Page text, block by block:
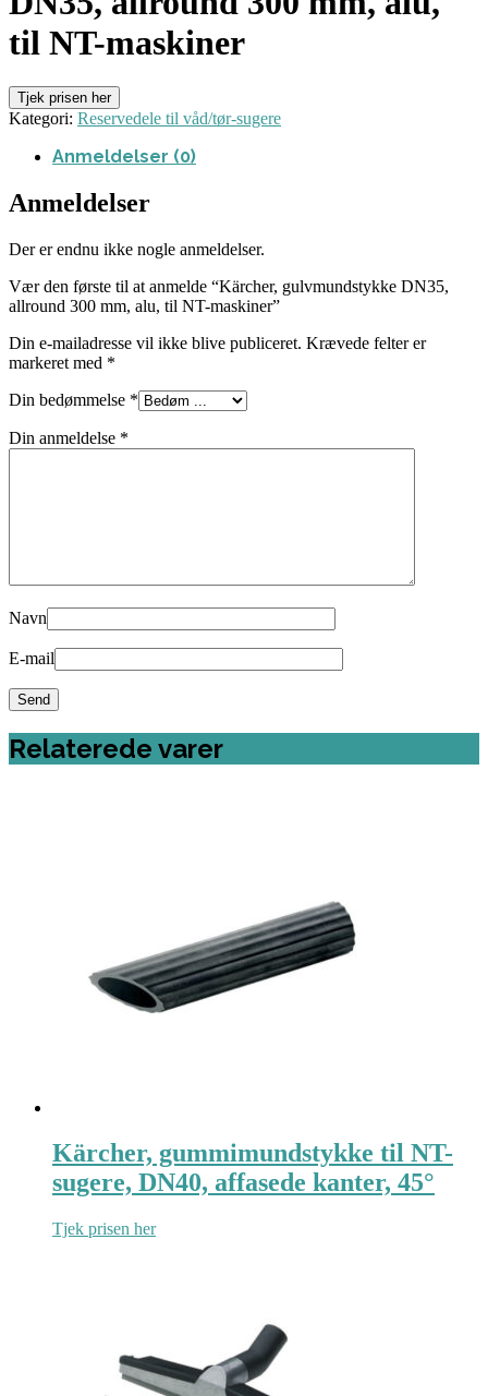
til NT-maskiner
Tjek prisen her
Kategori: Reservedele til våd/tør-sugere
Anmeldelser (0)
Anmeldelser
Der er endnu ikke nogle anmeldelser.
Vær den første til at anmelde “Kärcher, gulvmundstykke DN35,
allround 300 mm, alu, til NT-maskiner”
Din e-mailadresse vil ikke blive publiceret. Krævede felter er
markeret med *
Din bedømmelse *
Din anmeldelse *
Navn
E-mail
Relaterede varer
Kärcher, gummimundstykke til NT-
sugere, DN40, affasede kanter, 45°
Tjek prisen her